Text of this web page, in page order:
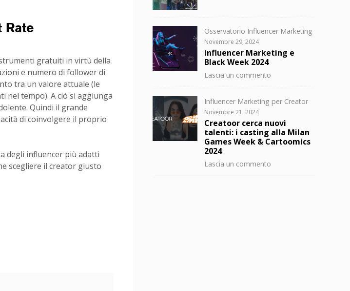
Rate
gratuiti in virtù della
e numero di follower di
tra un valore attuale (le
nel tempo). A ciò si aggiunga
Quindi il grande
di coinvolgere il proprio
degli influencer più adatti
scegliere il creator giusto
Responsabili
Buzzoole
Categorie
Osservatorio Influencer Marketing
Posted
on
Novembre 29, 2024
Influencer Marketing e
Black Week 2024
Lascia un commento
e
Week
2024
Categorie
Influencer Marketing per Creator
Posted
on
Novembre 21, 2024
Creatoor cerca nuovi
talenti: i casting alla Milan
Games Week & Cartoomics
2024
Lascia un commento